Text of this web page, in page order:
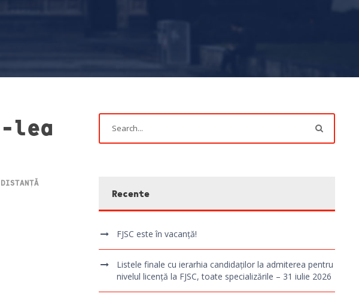
lea
Recente
FJSC este în vacanță!
Listele finale cu ierarhia candidaților la admiterea pentru
nivelul licență la FJSC, toate specializările – 31 iulie 2026